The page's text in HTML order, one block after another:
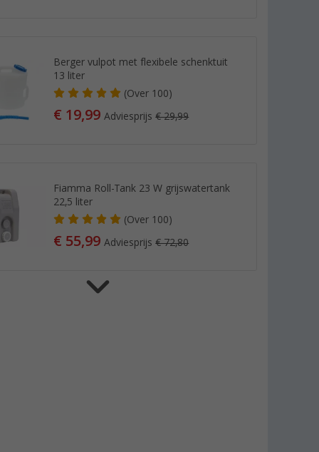
Berger vulpot met flexibele schenktuit
13 liter
(Over 100)
€ 19,99Adviesprijs€ 29,99
Fiamma Roll-Tank 23 W grijswatertank
22,5 liter
(Over 100)
€ 55,99Adviesprijs€ 72,80